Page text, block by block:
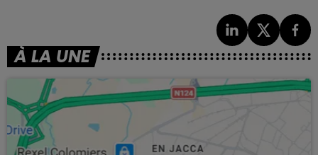
À LA UNE